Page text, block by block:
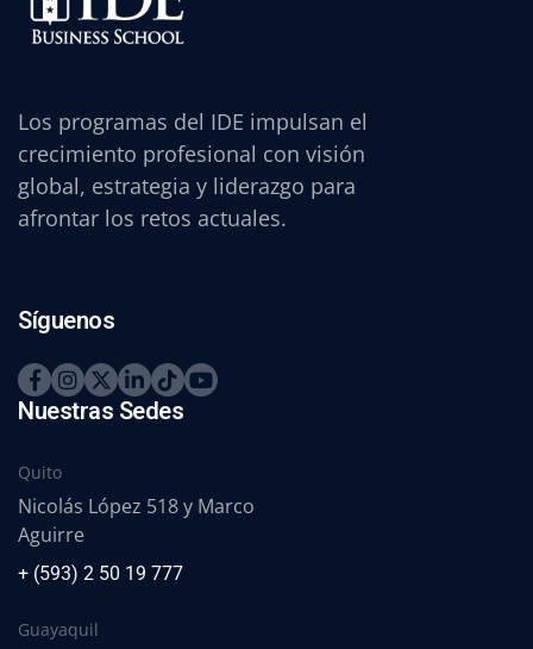
Los programas del IDE impulsan el
crecimiento profesional con visión
global, estrategia y liderazgo para
afrontar los retos actuales.
Síguenos
Nuestras Sedes
Quito
Nicolás López 518 y Marco
Aguirre
+ (593) 2 50 19 777
Guayaquil